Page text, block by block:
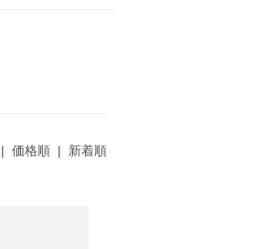
| 価格順 | 新着順